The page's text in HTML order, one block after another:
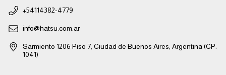
+54114382-4779
info@hatsu.com.ar
Sarmiento 1206 Piso 7, Ciudad de Buenos Aires, Argentina (CP:
1041)